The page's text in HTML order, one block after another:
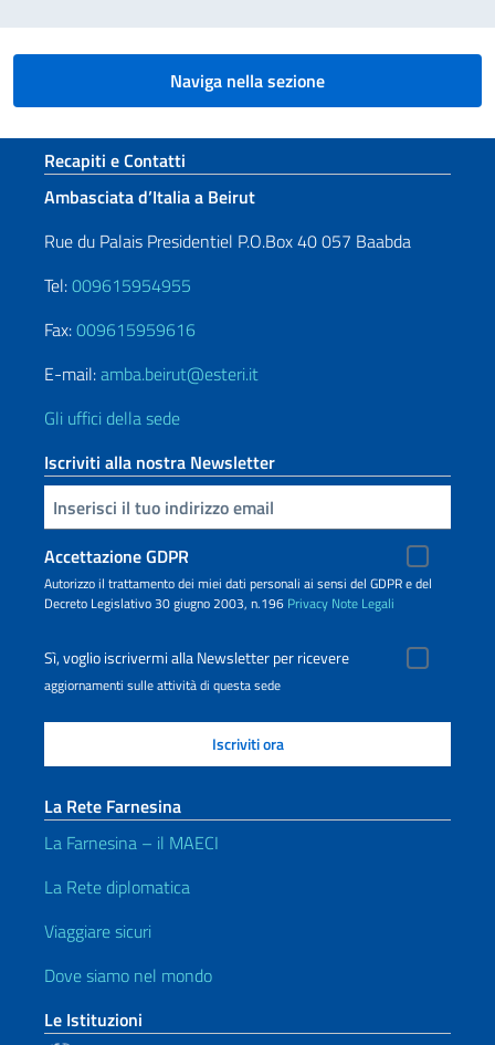
Naviga nella sezione
Sezione footer
Recapiti e Contatti
Ambasciata d’Italia a Beirut
Rue du Palais Presidentiel P.O.Box 40 057 Baabda
Tel:009615954955
Fax:009615959616
E-mail:amba.beirut@esteri.it
Gli uffici della sede
Iscriviti alla nostra Newsletter
Inserisci la tua email
Accettazione GDPR
Autorizzo il trattamento dei miei dati personali ai sensi del GDPR e del
Decreto Legislativo 30 giugno 2003, n.196 Privacy Note Legali
Sì, voglio iscrivermi alla Newsletter per ricevere
aggiornamenti sulle attività di questa sede
La Rete Farnesina
La Farnesina – il MAECI
La Rete diplomatica
Viaggiare sicuri
Dove siamo nel mondo
Le Istituzioni